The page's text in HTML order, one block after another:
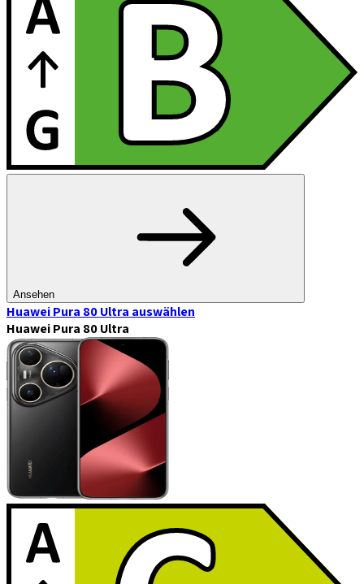
Ansehen
Huawei Pura 80 Ultra auswählen
Huawei Pura 80 Ultra